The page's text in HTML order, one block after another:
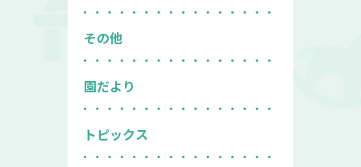
その他
園だより
トピックス